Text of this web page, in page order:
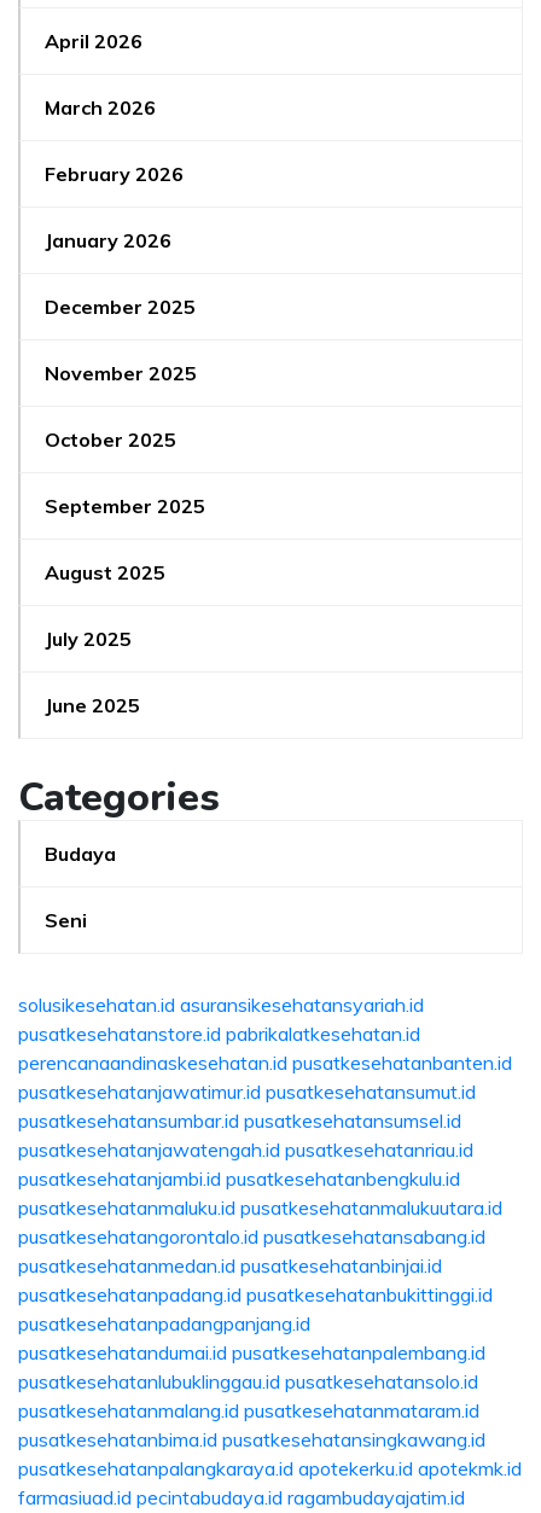
April 2026
March 2026
February 2026
January 2026
December 2025
November 2025
October 2025
September 2025
August 2025
July 2025
June 2025
Categories
Budaya
Seni
solusikesehatan.id asuransikesehatansyariah.id
pusatkesehatanstore.id pabrikalatkesehatan.id
perencanaandinaskesehatan.id pusatkesehatanbanten.id
pusatkesehatanjawatimur.id pusatkesehatansumut.id
pusatkesehatansumbar.id pusatkesehatansumsel.id
pusatkesehatanjawatengah.id pusatkesehatanriau.id
pusatkesehatanjambi.id pusatkesehatanbengkulu.id
pusatkesehatanmaluku.id pusatkesehatanmalukuutara.id
pusatkesehatangorontalo.id pusatkesehatansabang.id
pusatkesehatanmedan.id pusatkesehatanbinjai.id
pusatkesehatanpadang.id pusatkesehatanbukittinggi.id
pusatkesehatanpadangpanjang.id
pusatkesehatandumai.id pusatkesehatanpalembang.id
pusatkesehatanlubuklinggau.id pusatkesehatansolo.id
pusatkesehatanmalang.id pusatkesehatanmataram.id
pusatkesehatanbima.id pusatkesehatansingkawang.id
pusatkesehatanpalangkaraya.id apotekerku.id apotekmk.id
farmasiuad.id pecintabudaya.id ragambudayajatim.id